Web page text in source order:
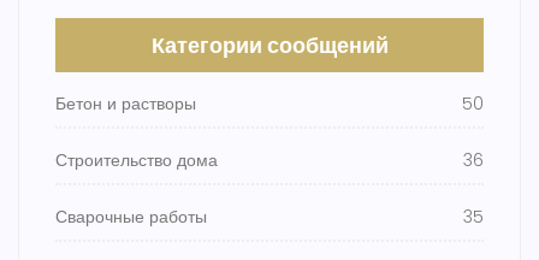
Категории сообщений
Бетон и растворы 50
Строительство дома 36
Сварочные работы 35